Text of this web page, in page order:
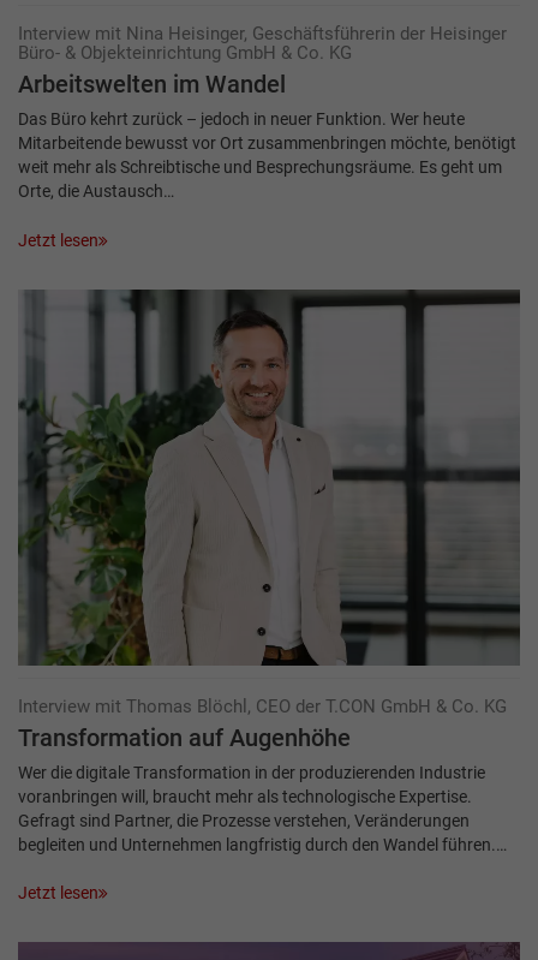
Interview mit Nina Heisinger, Geschäftsführerin der Heisinger
Büro- & Objekteinrichtung GmbH & Co. KG
Arbeitswelten im Wandel
Das Büro kehrt zurück – jedoch in neuer Funktion. Wer heute
Mitarbeitende bewusst vor Ort zusammenbringen möchte, benötigt
weit mehr als Schreibtische und Besprechungsräume. Es geht um
Orte, die Austausch…
Jetzt lesen
Interview mit Thomas Blöchl, CEO der T.CON GmbH & Co. KG
Transformation auf Augenhöhe
Wer die digitale Transformation in der produzierenden Industrie
voranbringen will, braucht mehr als technologische Expertise.
Gefragt sind Partner, die Prozesse verstehen, Veränderungen
begleiten und Unternehmen langfristig durch den Wandel führen.…
Jetzt lesen